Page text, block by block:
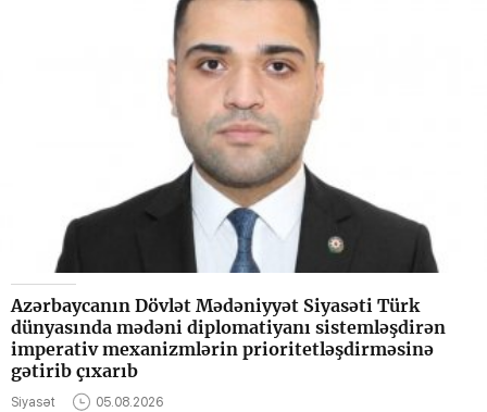
Azərbaycanın Dövlət Mədəniyyət Siyasəti Türk
dünyasında mədəni diplomatiyanı sistemləşdirən
imperativ mexanizmlərin prioritetləşdirməsinə
gətirib çıxarıb
Siyasət 05.08.2026